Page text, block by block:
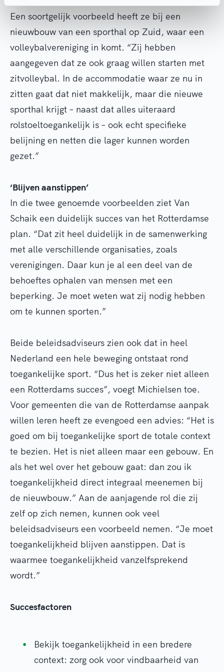
Een soortgelijk voorbeeld heeft ze bij een
nieuwbouw van een sporthal op Zuid, waar een
volleybalvereniging in komt. “Zij hebben
aangegeven dat ze ook graag willen starten met
zitvolleybal. In de accommodatie waar ze nu in
zitten gaat dat niet makkelijk, maar die nieuwe
sporthal krijgt – naast dat alles uiteraard
rolstoeltoegankelijk is – ook echt specifieke
belijning en netten die lager kunnen worden
gezet.”
‘Blijven aanstippen’
In die twee genoemde voorbeelden ziet Van
Schaik een duidelijk succes van het Rotterdamse
plan. “Dat zit heel duidelijk in de samenwerking
met alle verschillende organisaties, zoals
verenigingen. Daar kun je al een deel van de
behoeftes ophalen van mensen met een
beperking. Je moet weten wat zij nodig hebben
om te kunnen sporten.”
Beide beleidsadviseurs zien ook dat in heel
Nederland een hele beweging ontstaat rond
toegankelijke sport. “Dus het is zeker niet alleen
een Rotterdams succes”, voegt Michielsen toe.
Voor gemeenten die van de Rotterdamse aanpak
willen leren heeft ze evengoed een advies: “Het is
goed om bij toegankelijke sport de totale context
te bezien. Het is niet alleen maar een gebouw. En
als het wel over het gebouw gaat: dan zou ik
toegankelijkheid direct integraal meenemen bij
de nieuwbouw.” Aan de aanjagende rol die zij
zelf op zich nemen, kunnen ook veel
beleidsadviseurs een voorbeeld nemen. “Je moet
toegankelijkheid blijven aanstippen. Dat is
waarmee toegankelijkheid vanzelfsprekend
wordt.”
Succesfactoren
Bekijk toegankelijkheid in een bredere
context: zorg ook voor vindbaarheid van